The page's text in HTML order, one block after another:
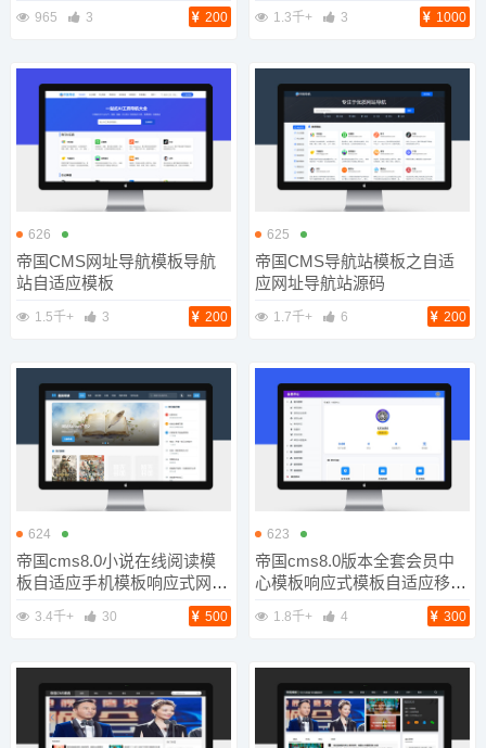
965 3 200 1.3千+ 3 1000
626
帝国CMS网址导航模板导航
站自适应模板
1.5千+ 3 200
625
帝国CMS导航站模板之自适
应网址导航站源码
1.7千+ 6 200
624
帝国cms8.0小说在线阅读模
板自适应手机模板响应式网站
3.4千+ 30 500
623
帝国cms8.0版本全套会员中
心模板响应式模板自适应移动
1.8千+ 4 300